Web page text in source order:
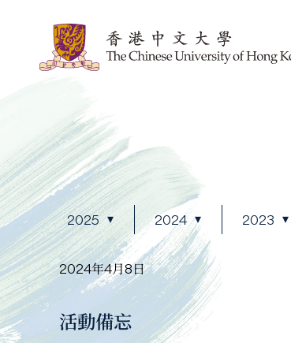
2025 2024 2023
2024年4月8日
活動備忘